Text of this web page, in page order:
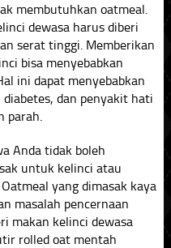
membutuhkan oatmeal.
dewasa harus diberi
serat tinggi. Memberikan
bisa menyebabkan
ini dapat menyebabkan
dan penyakit hati
parah.
Anda tidak boleh
untuk kelinci atau
yang dimasak kaya
masalah pencernaan
makan kelinci dewasa
rolled oat mentah